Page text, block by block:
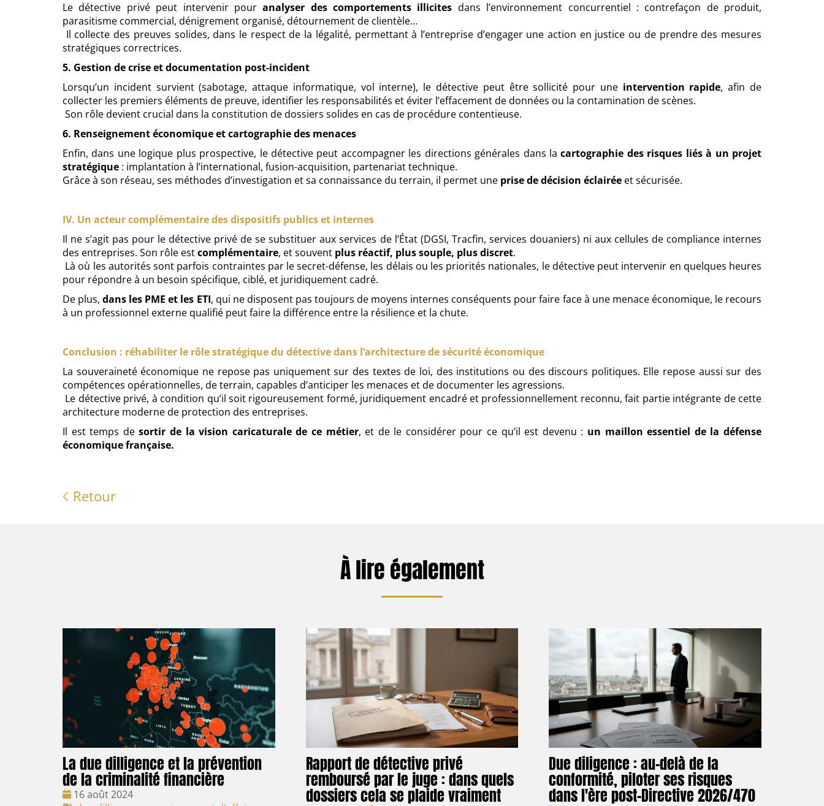
Le détective privé peut intervenir pouranalyser des comportements illicites dans l’environnement concurrentiel : contrefaçon de produit,
parasitisme commercial, dénigrement organisé, détournement de clientèle…
Il collecte des preuves solides, dans le respect de la légalité, permettant à l’entreprise d’engager une action en justice ou de prendre des mesures
stratégiques correctrices.
5. Gestion de crise et documentation post-incident
Lorsqu’un incident survient (sabotage, attaque informatique, vol interne), le détective peut être sollicité pour une intervention rapide, afin de
collecter les premiers éléments de preuve, identifier les responsabilités et éviter l’effacement de données ou la contamination de scènes.
Son rôle devient crucial dans la constitution de dossiers solides en cas de procédure contentieuse.
6. Renseignement économique et cartographie des menaces
Enfin, dans une logique plus prospective, le détective peut accompagner les directions générales dans lacartographie des risques liés à un projet
stratégique : implantation à l’international, fusion-acquisition, partenariat technique.
Grâce à son réseau, ses méthodes d’investigation et sa connaissance du terrain, il permet une prise de décision éclairée et sécurisée.
IV. Un acteur complémentaire des dispositifs publics et internes
Il ne s’agit pas pour le détective privé de se substituer aux services de l’État (DGSI, Tracfin, services douaniers) ni aux cellules de compliance internes
des entreprises. Son rôle estcomplémentaire, et souvent plus réactif, plus souple, plus discret.
Là où les autorités sont parfois contraintes par le secret-défense, les délais ou les priorités nationales, le détective peut intervenir en quelques heures
pour répondre à un besoin spécifique, ciblé, et juridiquement cadré.
De plus,dans les PME et les ETI, qui ne disposent pas toujours de moyens internes conséquents pour faire face à une menace économique, le recours
à un professionnel externe qualifié peut faire la différence entre la résilience et la chute.
Conclusion : réhabiliter le rôle stratégique du détective dans l’architecture de sécurité économique
La souveraineté économique ne repose pas uniquement sur des textes de loi, des institutions ou des discours politiques. Elle repose aussi sur des
compétences opérationnelles, de terrain, capables d’anticiper les menaces et de documenter les agressions.
Le détective privé, à condition qu’il soit rigoureusement formé, juridiquement encadré et professionnellement reconnu, fait partie intégrante de cette
architecture moderne de protection des entreprises.
Il est temps desortir de la vision caricaturale de ce métier, et de le considérer pour ce qu’il est devenu : un maillon essentiel de la défense
économique française.
Retour
À lire également
La due dilligence et la prévention
de la criminalité financière
Date
16 août 2024
Rapport de détective privé
remboursé par le juge : dans quels
dossiers cela se plaide vraiment
Due diligence : au-delà de la
conformité, piloter ses risques
dans l'ère post-Directive 2026/470